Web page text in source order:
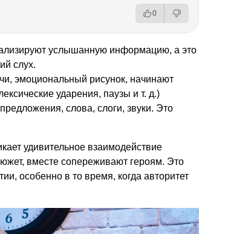
0
услышанную информацию, а это
слух.
эмоциональный рисунок, начинают
ударения, паузы и т. д.)
слова, слоги, звуки. Это
удивительное взаимодействие
вместе сопереживают героям. Это
особенно в то время, когда авторитет